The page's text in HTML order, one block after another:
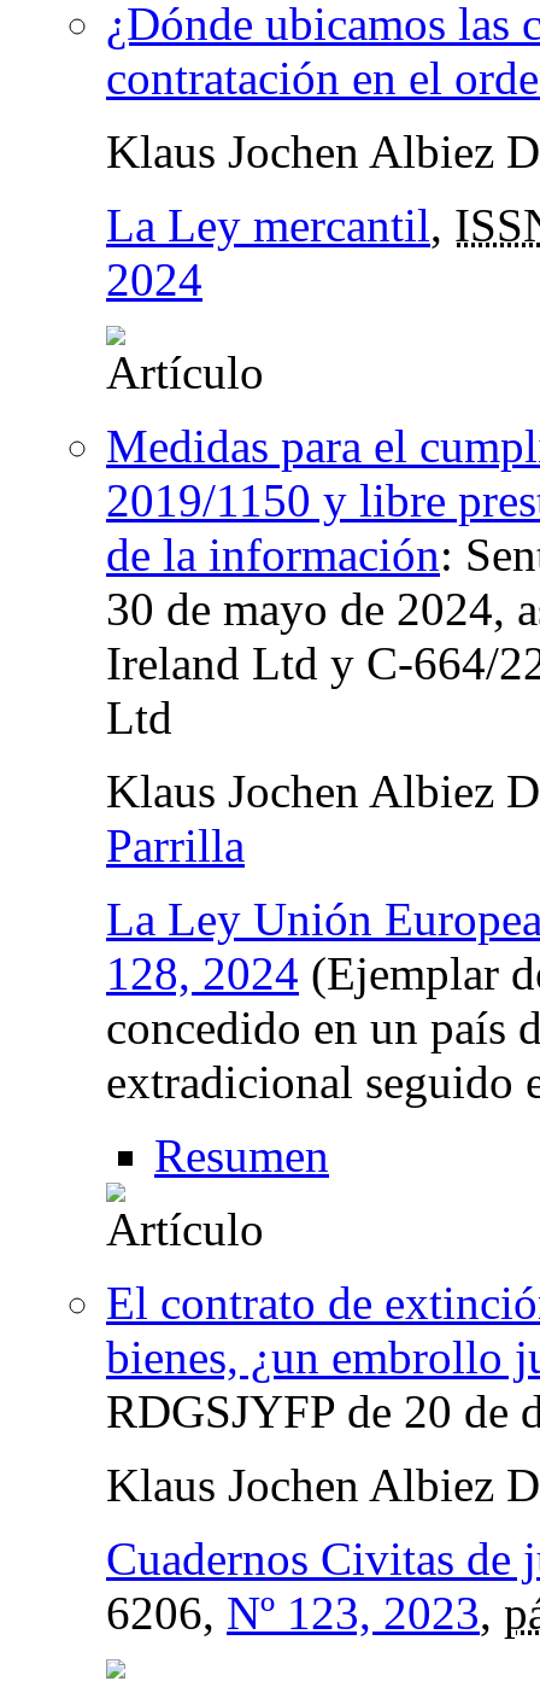
¿Dónde ubicamos las
contratación en el
Klaus Jochen Albiez
La Ley mercantil,
2024
Medidas para el
2019/1150 y libre
de la información:
30 de mayo de 2024,
Ireland Ltd y C‐664/
Ltd
Klaus Jochen Albiez
Parrilla
La Ley Unión
128, 2024 (Ejemplar
concedido en un país
extradicional seguido
Resumen
El contrato de
bienes, ¿un embrollo
RDGSJYFP de 20 de
Klaus Jochen Albiez
Cuadernos Civitas
6206, Nº 123, 2023,